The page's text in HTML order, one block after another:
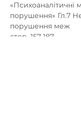
«Психоаналітичні
порушення» Гл.7
порушення меж
стор. 157-187